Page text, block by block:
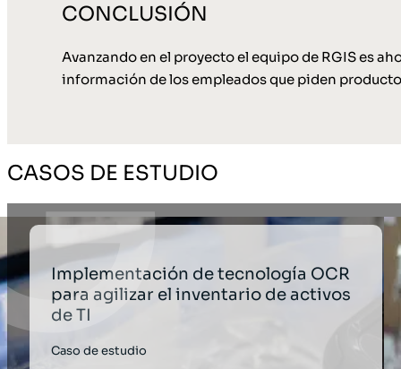
CONCLUSIÓN
Avanzando en el proyecto el equipo de RGIS es
información de los empleados que piden
CASOS DE ESTUDIO
Implementación de tecnología OCR
para agilizar el inventario de activos
de TI
Caso de estudio